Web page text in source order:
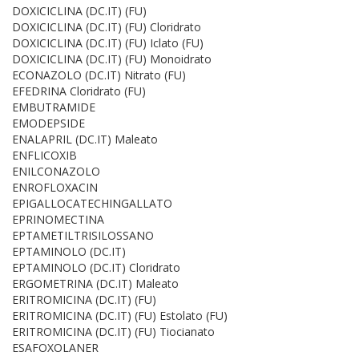
DOXICICLINA (DC.IT) (FU)
DOXICICLINA (DC.IT) (FU) Cloridrato
DOXICICLINA (DC.IT) (FU) Iclato (FU)
DOXICICLINA (DC.IT) (FU) Monoidrato
ECONAZOLO (DC.IT) Nitrato (FU)
EFEDRINA Cloridrato (FU)
EMBUTRAMIDE
EMODEPSIDE
ENALAPRIL (DC.IT) Maleato
ENFLICOXIB
ENILCONAZOLO
ENROFLOXACIN
EPIGALLOCATECHINGALLATO
EPRINOMECTINA
EPTAMETILTRISILOSSANO
EPTAMINOLO (DC.IT)
EPTAMINOLO (DC.IT) Cloridrato
ERGOMETRINA (DC.IT) Maleato
ERITROMICINA (DC.IT) (FU)
ERITROMICINA (DC.IT) (FU) Estolato (FU)
ERITROMICINA (DC.IT) (FU) Tiocianato
ESAFOXOLANER